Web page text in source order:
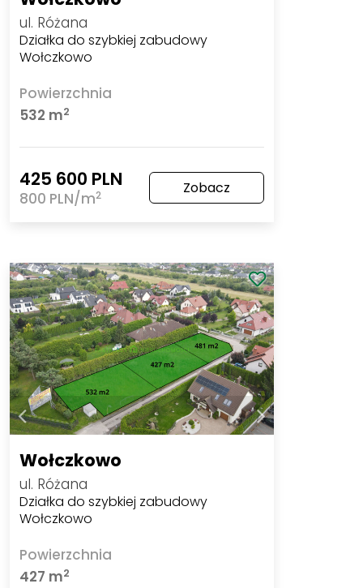
ul. Różana
Działka do szybkiej zabudowy
Wołczkowo
Powierzchnia
532 m2
425 600 PLN
800 PLN/m2 Zobacz
Wołczkowo
ul. Różana
Działka do szybkiej zabudowy
Wołczkowo
Powierzchnia
427 m2